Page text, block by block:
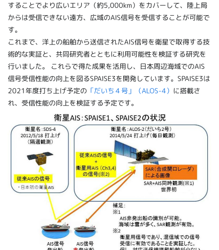
することでより広いエリア（約5,000km）をカバーして、陸上局
からは受信できない遠方、広域のAIS信号を受信することが可能で
す。
これまで、洋上の船舶から送信されたAIS信号を衛星で取得する技
術的な実証と、共同研究者とともに利用可能性を検証する研究を
行いました。 これらで得た成果を活用し、日本周辺海域でのAIS
信号受信性能の向上を図るSPAISE3を開発しています。SPAISE3は
2021年度打ち上げ予定の 「だいち４号」（ALOS-4） に搭載さ
れ、受信性能の向上を検証する予定です。